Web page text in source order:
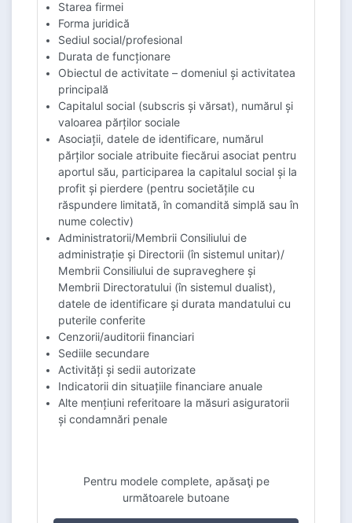
Starea firmei
Forma juridică
Sediul social/profesional
Durata de funcționare
Obiectul de activitate – domeniul și activitatea
principală
Capitalul social (subscris și vărsat), numărul și
valoarea părților sociale
Asociații, datele de identificare, numărul
părților sociale atribuite fiecărui asociat pentru
aportul său, participarea la capitalul social și la
profit și pierdere (pentru societățile cu
răspundere limitată, în comandită simplă sau în
nume colectiv)
Administratorii/Membrii Consiliului de
administrație și Directorii (în sistemul unitar)/
Membrii Consiliului de supraveghere și
Membrii Directoratului (în sistemul dualist),
datele de identificare și durata mandatului cu
puterile conferite
Cenzorii/auditorii financiari
Sediile secundare
Activități și sedii autorizate
Indicatorii din situațiile financiare anuale
Alte mențiuni referitoare la măsuri asiguratorii
și condamnări penale
Pentru modele complete, apăsaţi pe
următoarele butoane